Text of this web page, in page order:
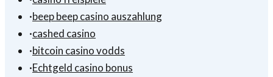
·beep beep casino auszahlung
·cashed casino
·bitcoin casino vodds
·Echtgeld casino bonus